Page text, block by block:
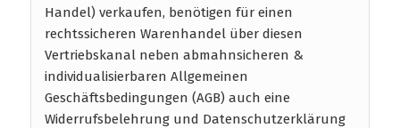
Handel) verkaufen, benötigen für einen
rechtssicheren Warenhandel über diesen
Vertriebskanal neben abmahnsicheren &
individualisierbaren Allgemeinen
Geschäftsbedingungen (AGB) auch eine
Widerrufsbelehrung und Datenschutzerklärung